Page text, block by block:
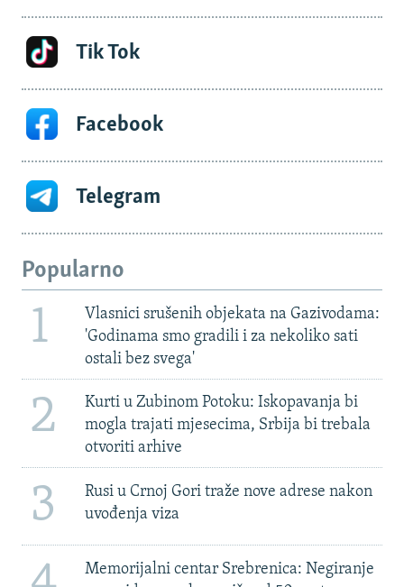
Tik Tok
Facebook
Telegram
Popularno
1
Vlasnici srušenih objekata na Gazivodama:
'Godinama smo gradili i za nekoliko sati
ostali bez svega'
2
Kurti u Zubinom Potoku: Iskopavanja bi
mogla trajati mjesecima, Srbija bi trebala
otvoriti arhive
3
Rusi u Crnoj Gori traže nove adrese nakon
uvođenja viza
Memorijalni centar Srebrenica: Negiranje